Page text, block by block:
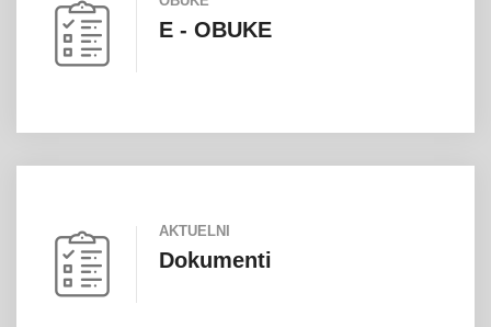
E - OBUKE
AKTUELNI
Dokumenti